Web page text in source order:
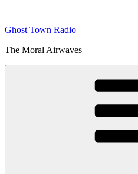
springen
Ghost Town Radio
The Moral Airwaves